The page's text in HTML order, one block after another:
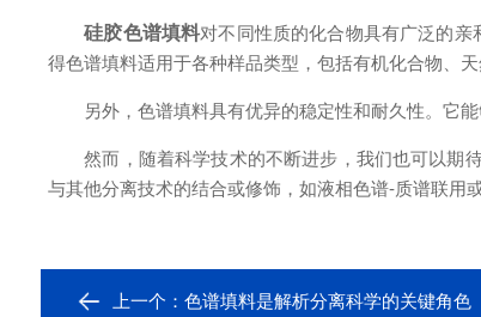
硅胶色谱填料对不同性质的化合物具有广泛的
得色谱填料适用于各种样品类型，包括有机化合物、天
另外，色谱填料具有优异的稳定性和耐久性。它能
然而，随着科学技术的不断进步，我们也可以期
与其他分离技术的结合或修饰，如液相色谱-质谱联用
上一个： 色谱填料是解析分离科学的关键角色